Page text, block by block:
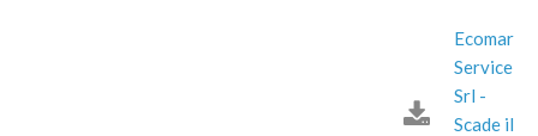
Ecomar
Service
Srl -
Scade il